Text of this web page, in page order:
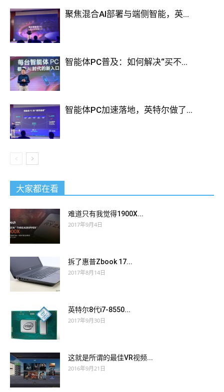
聚焦混合AI部署与端侧智能，英...
智能体PC普及：如何解决“买不...
智能体PC加速落地，英特尔做了...
大家都在看
难道只有我觉得1900X...
2017年9月4日
拆了惠普Zbook 17...
2017年8月14日
英特尔8代i7-8550...
2017年9月30日
这就是所谓的最佳VR视频...
2016年9月21日